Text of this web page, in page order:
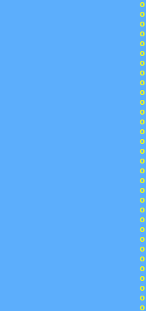
o
o
o
o
o
o
o
o
o
o
o
o
o
o
o
o
o
o
o
o
o
o
o
o
o
o
o
o
o
o
o
o